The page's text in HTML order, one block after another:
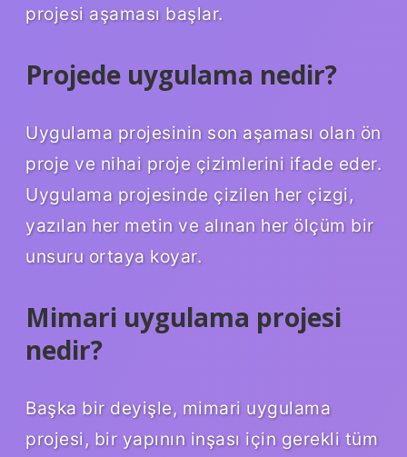
projesi aşaması başlar.
Projede uygulama nedir?
Uygulama projesinin son aşaması olan ön
proje ve nihai proje çizimlerini ifade eder.
Uygulama projesinde çizilen her çizgi,
yazılan her metin ve alınan her ölçüm bir
unsuru ortaya koyar.
Mimari uygulama projesi
nedir?
Başka bir deyişle, mimari uygulama
projesi, bir yapının inşası için gerekli tüm